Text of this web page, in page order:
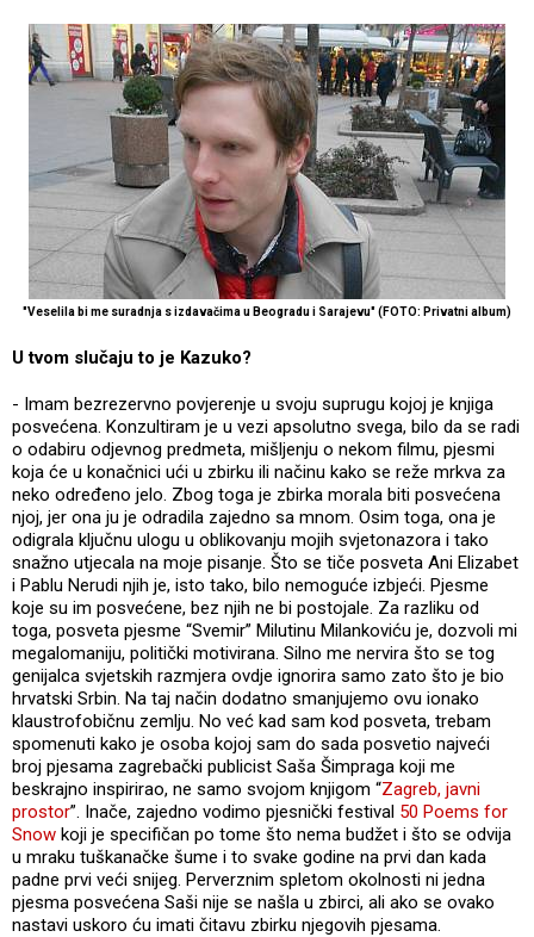
"Veselila bi me suradnja s izdavačima u Beogradu i Sarajevu" (FOTO: Privatni album)
U tvom slučaju to je Kazuko?
- Imam bezrezervno povjerenje u svoju suprugu kojoj je knjiga
posvećena. Konzultiram je u vezi apsolutno svega, bilo da se radi
o odabiru odjevnog predmeta, mišljenju o nekom filmu, pjesmi
koja će u konačnici ući u zbirku ili načinu kako se reže mrkva za
neko određeno jelo. Zbog toga je zbirka morala biti posvećena
njoj, jer ona ju je odradila zajedno sa mnom. Osim toga, ona je
odigrala ključnu ulogu u oblikovanju mojih svjetonazora i tako
snažno utjecala na moje pisanje. Što se tiče posveta Ani Elizabet
i Pablu Nerudi njih je, isto tako, bilo nemoguće izbjeći. Pjesme
koje su im posvećene, bez njih ne bi postojale. Za razliku od
toga, posveta pjesme “Svemir” Milutinu Milankoviću je, dozvoli mi
megalomaniju, politički motivirana. Silno me nervira što se tog
genijalca svjetskih razmjera ovdje ignorira samo zato što je bio
hrvatski Srbin. Na taj način dodatno smanjujemo ovu ionako
klaustrofobičnu zemlju. No već kad sam kod posveta, trebam
spomenuti kako je osoba kojoj sam do sada posvetio najveći
broj pjesama zagrebački publicist Saša Šimpraga koji me
beskrajno inspirirao, ne samo svojom knjigom “Zagreb, javni
prostor”. Inače, zajedno vodimo pjesnički festival 50 Poems for
Snow koji je specifičan po tome što nema budžet i što se odvija
u mraku tuškanačke šume i to svake godine na prvi dan kada
padne prvi veći snijeg. Perverznim spletom okolnosti ni jedna
pjesma posvećena Saši nije se našla u zbirci, ali ako se ovako
nastavi uskoro ću imati čitavu zbirku njegovih pjesama.